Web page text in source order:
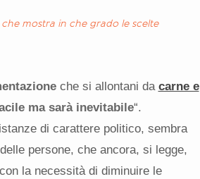
mostra in che grado le scelte
che si allontani da carne e
ma sarà inevitabile“.
di carattere politico, sembra
persone, che ancora, si legge,
la necessità di diminuire le